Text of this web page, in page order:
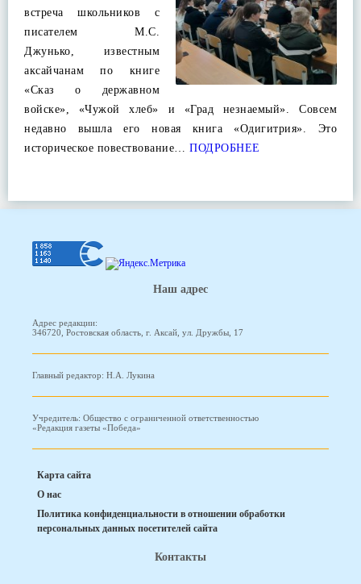
встреча школьников с
писателем М.С.
Джунько, известным
аксайчанам по книге
«Сказ о державном
войске», «Чужой хлеб» и «Град незнаемый». Совсем
недавно вышла его новая книга «Одигитрия». Это
историческое повествование… ПОДРОБНЕЕ
Наш адрес
Адрес редакции:
346720, Ростовская область, г. Аксай, ул. Дружбы, 17
Главный редактор: Н.А. Лукина
Учредитель: Общество с ограниченной ответственностью
«Редакция газеты «Победа»
Карта сайта
О нас
Политика конфиденциальности в отношении обработки
персональных данных посетителей сайта
Контакты